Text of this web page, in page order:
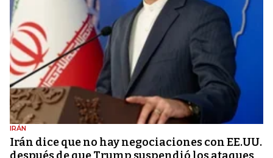
IRÁN
Irán dice que no hay negociaciones con EE.UU.